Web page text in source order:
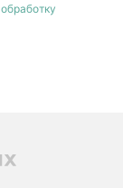
обработку